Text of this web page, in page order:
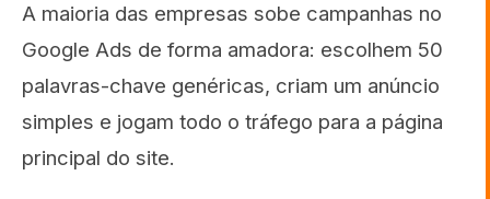
A maioria das empresas sobe campanhas no
Google Ads de forma amadora: escolhem 50
palavras-chave genéricas, criam um anúncio
simples e jogam todo o tráfego para a página
principal do site.